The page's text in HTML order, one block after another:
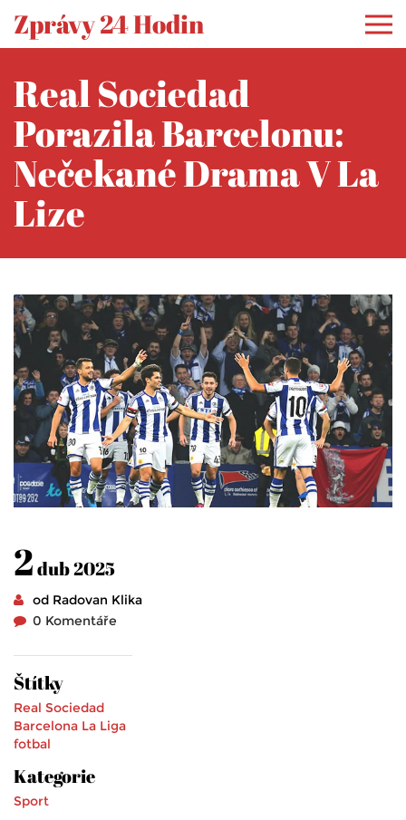
Zprávy 24 Hodin
Real Sociedad
Porazila Barcelonu:
Nečekané Drama V La
Lize
2dub 2025
od Radovan Klika
0 Komentáře
Štítky
Real Sociedad
Barcelona La Liga
fotbal
Kategorie
Sport